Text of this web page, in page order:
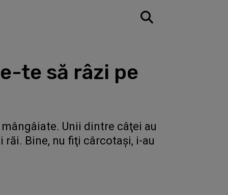
te să râzi pe
Unii dintre câţei au
Bine, nu fiţi cârcotaşi, i-au